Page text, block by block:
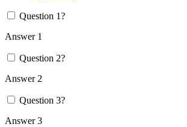
Question 1?
Answer 1
Question 2?
Answer 2
Question 3?
Answer 3